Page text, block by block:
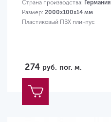
Страна производства: Германия
Размер: 2000х100x14 мм
Пластиковый ПВХ плинтус
274 руб. пог. м.